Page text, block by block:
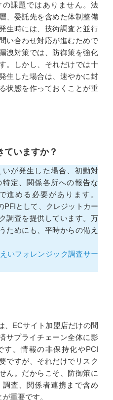
課題ではありません。法
、委託先を含めた体制整備
生時には、技術調査と並行
い合わせ対応が進むためで
洩対策では、防御策を強化
。しかし、それだけでは十
生した場合は、速やかに封
状態を作っておくことが重
ていますか？
が発生した場合、初動対
定、関係各所への報告な
進める必要があります。
PFIとして、クレジットカー
調査を提供しています。万
ためにも、平時からの備え
いフォレンジック調査サー
、ECサイト加盟店だけの問
サプライチェーン全体に影
す。情報の非保持化やPCI
ですが、それだけでリスク
ん。だからこそ、防御策に
査、関係者連携まで含め
重要です。